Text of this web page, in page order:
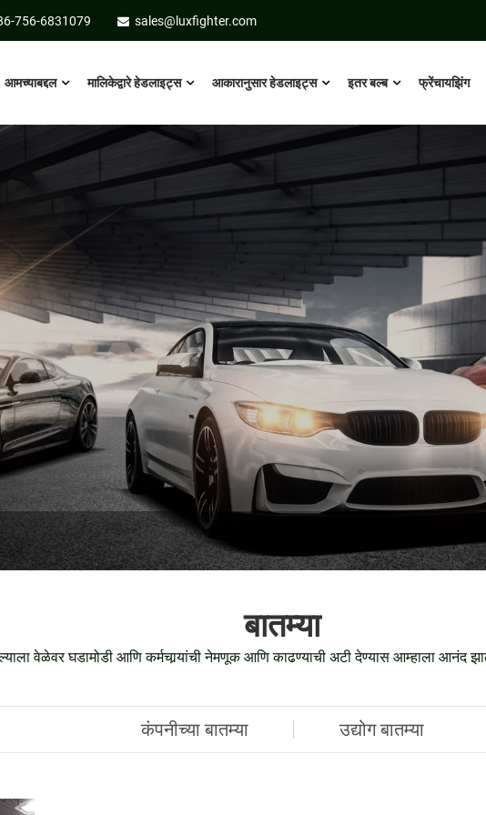
756-6831079 sales@luxfighter.com
आमच्याबद्दल मालिकेद्वारे हेडलाइट्स आकारानुसार हेडलाइट्स इतर बल्ब फ्रेंचायझिंग
बातम्या
वेळेवर घडामोडी आणि कर्मचार्‍यांची नेमणूक आणि काढण्याची अटी देण्यास आम्हाला आनंद
कंपनीच्या बातम्या उद्योग बातम्या